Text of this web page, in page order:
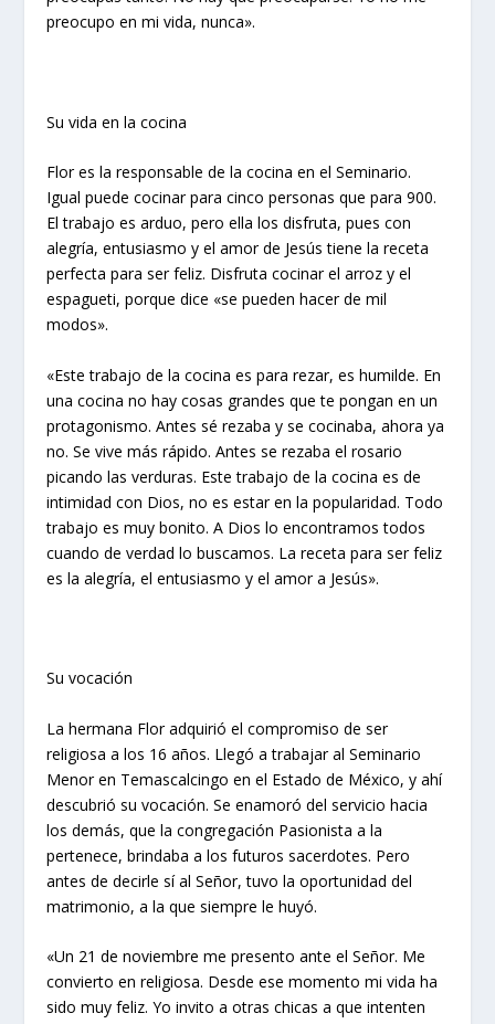
preocupo en mi vida, nunca».
Su vida en la cocina
Flor es la responsable de la cocina en el Seminario.
Igual puede cocinar para cinco personas que para 900.
El trabajo es arduo, pero ella los disfruta, pues con
alegría, entusiasmo y el amor de Jesús tiene la receta
perfecta para ser feliz. Disfruta cocinar el arroz y el
espagueti, porque dice «se pueden hacer de mil
modos».
«Este trabajo de la cocina es para rezar, es humilde. En
una cocina no hay cosas grandes que te pongan en un
protagonismo. Antes sé rezaba y se cocinaba, ahora ya
no. Se vive más rápido. Antes se rezaba el rosario
picando las verduras. Este trabajo de la cocina es de
intimidad con Dios, no es estar en la popularidad. Todo
trabajo es muy bonito. A Dios lo encontramos todos
cuando de verdad lo buscamos. La receta para ser feliz
es la alegría, el entusiasmo y el amor a Jesús».
Su vocación
La hermana Flor adquirió el compromiso de ser
religiosa a los 16 años. Llegó a trabajar al Seminario
Menor en Temascalcingo en el Estado de México, y ahí
descubrió su vocación. Se enamoró del servicio hacia
los demás, que la congregación Pasionista a la
pertenece, brindaba a los futuros sacerdotes. Pero
antes de decirle sí al Señor, tuvo la oportunidad del
matrimonio, a la que siempre le huyó.
«Un 21 de noviembre me presento ante el Señor. Me
convierto en religiosa. Desde ese momento mi vida ha
sido muy feliz. Yo invito a otras chicas a que intenten